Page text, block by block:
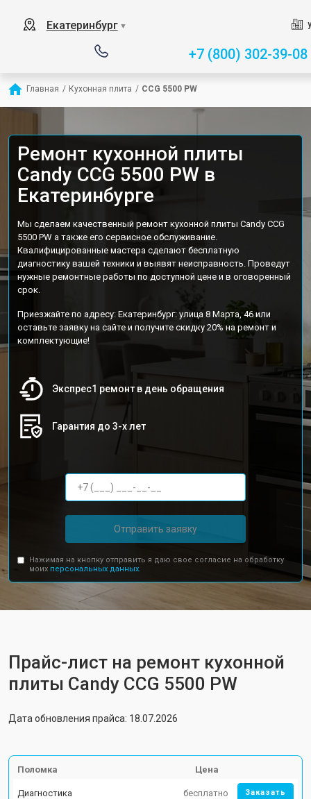
Екатеринбург ▼
+7 (800) 302-39-08
Главная / Кухонная плита / CCG 5500 PW
Ремонт кухонной плиты
Candy CCG 5500 PW в
Екатеринбурге
Мы сделаем качественный ремонт кухонной плиты Candy CCG
5500 PW а также его сервисное обслуживание.
Квалифицированные мастера сделают бесплатную
диагностику вашей техники и выявят неисправность. Проведут
нужные ремонтные работы по доступной цене и в оговоренный
срок.
Приезжайте по адресу: Екатеринбург: улица 8 Марта, 46 или
оставьте заявку на сайте и получите скидку 20% на ремонт и
комплектующие!
Экспрес1 ремонт в день обращения
Гарантия до 3-х лет
Отправить заявку
Нажимая на кнопку отправить я даю свое согласие на обработку
моих персональных данных.
Прайс-лист на ремонт кухонной
плиты Candy CCG 5500 PW
Дата обновления прайса: 18.07.2026
Поломка Цена
Диагностика бесплатно Заказать